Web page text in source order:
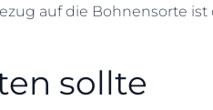
auf die Bohnensorte
sollte